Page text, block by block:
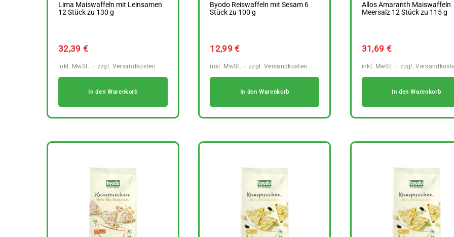
Lima Maiswaffeln mit Leinsamen
12 Stück zu 130 g
32,39€
In den Warenkorb
Byodo Reiswaffeln mit Sesam 6
Stück zu 100 g
12,99€
In den Warenkorb
Allos Amaranth Maiswaffeln
Meersalz 12 Stück zu 115 g
31,69 €
In den Warenkorb